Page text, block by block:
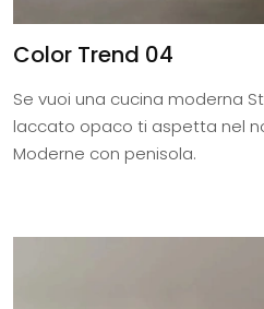
Color Trend 04
Se vuoi una cucina moderna
laccato opaco ti aspetta nel
Moderne con penisola.